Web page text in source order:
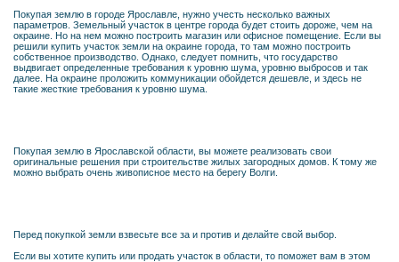
Покупая землю в городе Ярославле, нужно учесть несколько важных
параметров. Земельный участок в центре города будет стоить дороже, чем на
окраине. Но на нем можно построить магазин или офисное помещение. Если вы
решили купить участок земли на окраине города, то там можно построить
собственное производство. Однако, следует помнить, что государство
выдвигает определенные требования к уровню шума, уровню выбросов и так
далее. На окраине проложить коммуникации обойдется дешевле, и здесь не
такие жесткие требования к уровню шума.
Покупая землю в Ярославской области, вы можете реализовать свои
оригинальные решения при строительстве жилых загородных домов. К тому же
можно выбрать очень живописное место на берегу Волги.
Перед покупкой земли взвесьте все за и против и делайте свой выбор.
Если вы хотите купить или продать участок в области, то поможет вам в этом